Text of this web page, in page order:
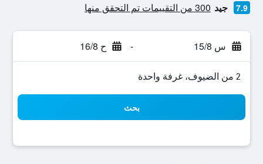
7.9 جيد 300 من التقييمات تم التحقق منها
س 15/8 - ح 16/8
2 من الضيوف، غرفة واحدة
بحث